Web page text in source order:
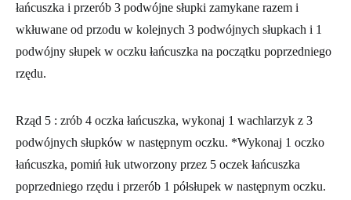
łańcuszka i przerób 3 podwójne słupki zamykane razem i
wkłuwane od przodu w kolejnych 3 podwójnych słupkach i 1
podwójny słupek w oczku łańcuszka na początku poprzedniego
rzędu.
Rząd 5 : zrób 4 oczka łańcuszka, wykonaj 1 wachlarzyk z 3
podwójnych słupków w następnym oczku. *Wykonaj 1 oczko
łańcuszka, pomiń łuk utworzony przez 5 oczek łańcuszka
poprzedniego rzędu i przerób 1 półsłupek w następnym oczku.